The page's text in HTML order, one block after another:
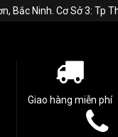
Bắc Ninh. Cơ Sở 3: Tp
Giao hàng miễn phí